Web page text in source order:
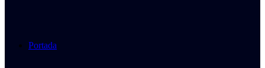
Portada